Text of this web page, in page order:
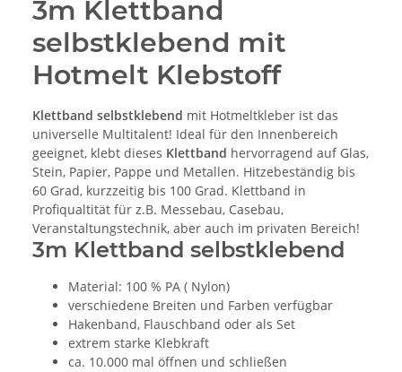
3m Klettband
selbstklebend mit
Hotmelt Klebstoff
Klettband selbstklebend mit Hotmeltkleber ist das
universelle Multitalent! Ideal für den Innenbereich
geeignet, klebt dieses Klettband hervorragend auf Glas,
Stein, Papier, Pappe und Metallen. Hitzebeständig bis
60 Grad, kurzzeitig bis 100 Grad. Klettband in
Profiqualtität für z.B. Messebau, Casebau,
Veranstaltungstechnik, aber auch im privaten Bereich!
3m Klettband selbstklebend
Material: 100 % PA ( Nylon)
verschiedene Breiten und Farben verfügbar
Hakenband, Flauschband oder als Set
extrem starke Klebkraft
ca. 10.000 mal öffnen und schließen